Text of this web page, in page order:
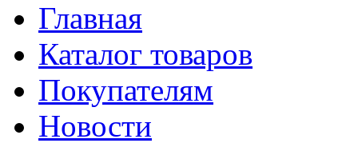
Главная
Каталог товаров
Покупателям
Новости